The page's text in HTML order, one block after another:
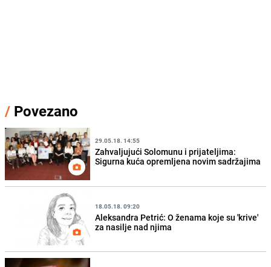
/ Povezano
29.05.18. 14:55
Zahvaljujući Solomunu i prijateljima:
Sigurna kuća opremljena novim sadržajima
18.05.18. 09:20
Aleksandra Petrić: O ženama koje su 'krive'
za nasilje nad njima